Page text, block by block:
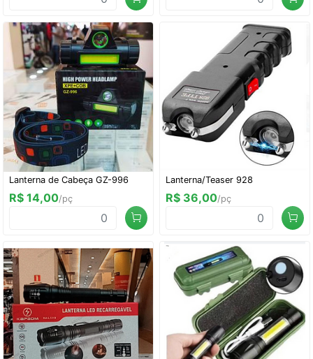
Lanterna de Cabeça GZ-996
R$ 14,00/pç
Lanterna/Teaser 928
R$ 36,00/pç